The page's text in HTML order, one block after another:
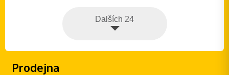
Dalších 24
Prodejna